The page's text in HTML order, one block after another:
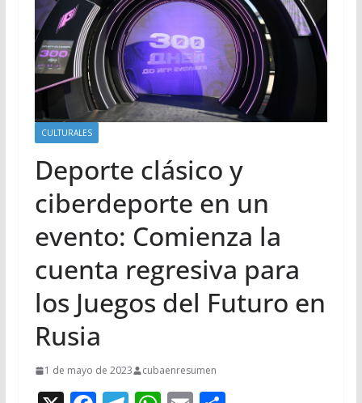
CULTURALES
Deporte clásico y
ciberdeporte en un
evento: Comienza la
cuenta regresiva para
los Juegos del Futuro en
Rusia
1 de mayo de 2023 cubaenresumen